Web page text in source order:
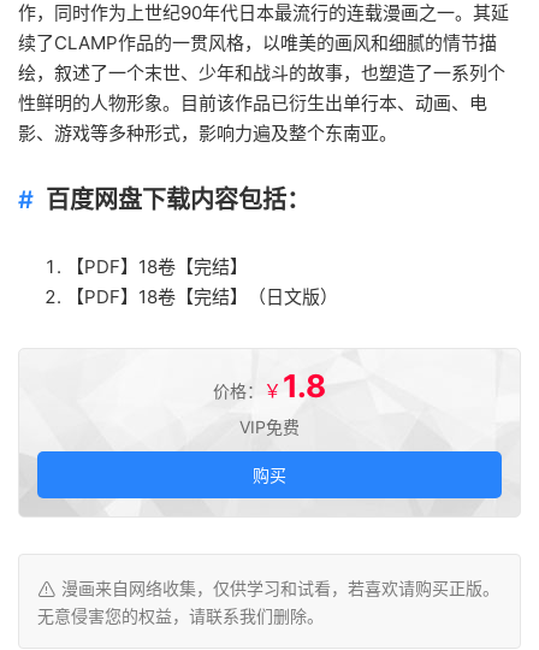
作，同时作为上世纪90年代日本最流行的连载漫画之一。其延
续了CLAMP作品的一贯风格，以唯美的画风和细腻的情节描
绘，叙述了一个末世、少年和战斗的故事，也塑造了一系列个
性鲜明的人物形象。目前该作品已衍生出单行本、动画、电
影、游戏等多种形式，影响力遍及整个东南亚。
百度网盘下载内容包括：
【PDF】18卷【完结】
【PDF】18卷【完结】（日文版）
价格： ￥1.8
VIP免费
购买
漫画来自网络收集，仅供学习和试看，若喜欢请购买正版。
无意侵害您的权益，请联系我们删除。